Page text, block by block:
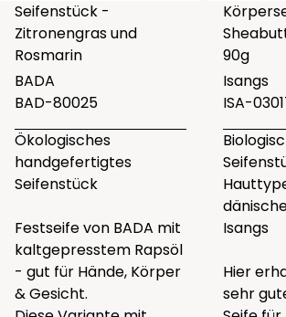
Seifenstück -
Zitronengras und
Rosmarin
BADA
BAD-80025
Ökologisches
handgefertigtes
Seifenstück
Festseife von BADA mit
kaltgepresstem Rapsöl
- gut für Hände, Körper
& Gesicht.
90g
Isangs
ISA-
Isangs
Hier
sehr